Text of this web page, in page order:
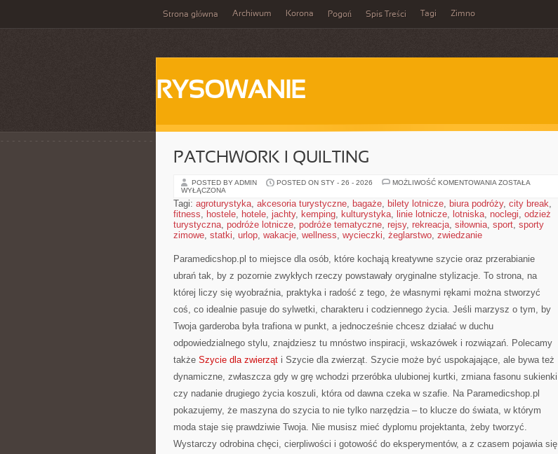
Strona główna Archiwum Korona Pogoń Spis Treści Tagi Zimno
RYSOWANIE
PATCHWORK I QUILTING
POSTED BY ADMIN POSTED ON STY - 26 - 2026 MOŻLIWOŚĆ KOMENTOWANIA PATCHWORK
ZOSTAŁA
WYŁĄCZONA
Tagi: agroturystyka, akcesoria turystyczne, bagaże, bilety lotnicze, biura podróży, city break,
fitness, hostele, hotele, jachty, kemping, kulturystyka, linie lotnicze, lotniska, noclegi, odzież
turystyczna, podróże lotnicze, podróże tematyczne, rejsy, rekreacja, siłownia, sport, sporty
zimowe, statki, urlop, wakacje, wellness, wycieczki, żeglarstwo, zwiedzanie
Paramedicshop.pl to miejsce dla osób, które kochają kreatywne szycie oraz przerabianie
ubrań tak, by z pozornie zwykłych rzeczy powstawały oryginalne stylizacje. To strona, na
której liczy się wyobraźnia, praktyka i radość z tego, że własnymi rękami można stworzyć
coś, co idealnie pasuje do sylwetki, charakteru i codziennego życia. Jeśli marzysz o tym, by
Twoja garderoba była trafiona w punkt, a jednocześnie chcesz działać w duchu
odpowiedzialnego stylu, znajdziesz tu mnóstwo inspiracji, wskazówek i rozwiązań. Polecamy
także Szycie dla zwierząt i Szycie dla zwierząt. Szycie może być uspokajające, ale bywa też
dynamiczne, zwłaszcza gdy w grę wchodzi przeróbka ulubionej kurtki, zmiana fasonu sukienki
czy nadanie drugiego życia koszuli, która od dawna czeka w szafie. Na Paramedicshop.pl
pokazujemy, że maszyna do szycia to nie tylko narzędzia – to klucze do świata, w którym
moda staje się prawdziwie Twoja. Nie musisz mieć dyplomu projektanta, żeby tworzyć.
Wystarczy odrobina chęci, cierpliwości i gotowość do eksperymentów, a z czasem pojawia się